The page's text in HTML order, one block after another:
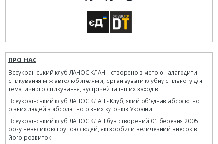
ПРО НАС
Всеукраїнський клуб ЛАНОС КЛАН – створено з метою налагодити
спілкування між автолюбителями, організувати клубну спільноту для
тематичного спілкування, зустрічей та інших заходів.
Всеукраїнський клуб ЛАНОС КЛАН - Клуб, який об'єднав абсолютно
різних людей з абсолютно різних куточків України.
Всеукраїнський клуб ЛАНОС КЛАН був створений 01 березня 2005
року невеликою групою людей, які зробили величезний внесок в
його розвиток.